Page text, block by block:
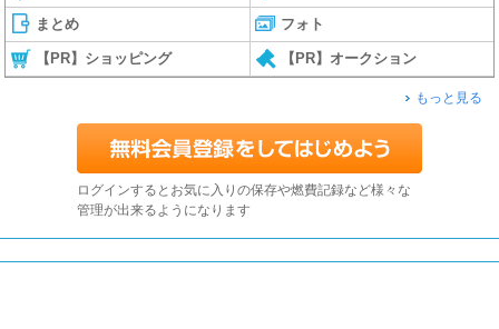
まとめ フォト
【PR】ショッピング 【PR】オークション
もっと見る
ログインするとお気に入りの保存や燃費記録など様々な
管理が出来るようになります